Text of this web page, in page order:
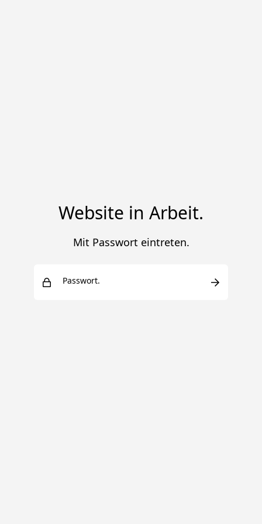
Website in Arbeit.
Mit Passwort eintreten.